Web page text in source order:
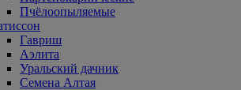
Пчёлоопыляемые
Гавриш
Аэлита
Уральский дачник
Семена Алтая